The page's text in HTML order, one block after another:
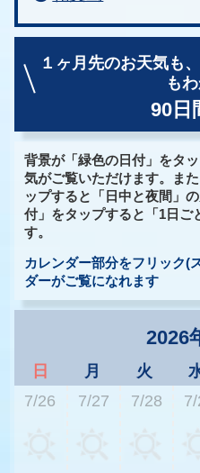
１ヶ月先のお天気も、
も
90日
背景が「緑色の日付」をタ
気がご覧いただけます。ま
ップすると「日中と夜間」
付」をタップすると「1日ご
す。
カレンダー部分をフリック(
ダーがご覧になれます
2026
日 月 火
7/26
7/27 7/28